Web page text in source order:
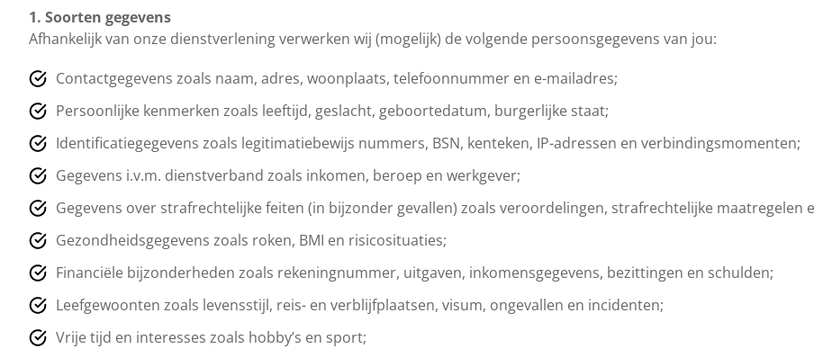
1. Soorten gegevens
Afhankelijk van onze dienstverlening verwerken wij (mogelijk) de volgende persoonsgegevens van jou:
Contactgegevens zoals naam, adres, woonplaats, telefoonnummer en e-mailadres;
Persoonlijke kenmerken zoals leeftijd, geslacht, geboortedatum, burgerlijke staat;
Identificatiegegevens zoals legitimatiebewijs nummers, BSN, kenteken, IP-adressen en verbindingsmomenten;
Gegevens i.v.m. dienstverband zoals inkomen, beroep en werkgever;
Gegevens over strafrechtelijke feiten (in bijzonder gevallen) zoals veroordelingen, strafrechtelijke maatregelen
Gezondheidsgegevens zoals roken, BMI en risicosituaties;
Financiële bijzonderheden zoals rekeningnummer, uitgaven, inkomensgegevens, bezittingen en schulden;
Leefgewoonten zoals levensstijl, reis- en verblijfplaatsen, visum, ongevallen en incidenten;
Vrije tijd en interesses zoals hobby’s en sport;